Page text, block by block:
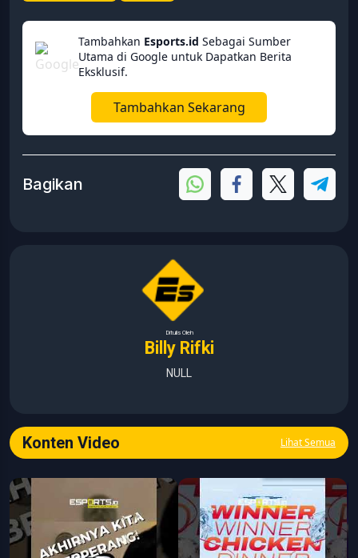
Tambahkan Esports.id Sebagai Sumber
Utama di Google untuk Dapatkan Berita
Eksklusif.
Tambahkan Sekarang
Bagikan
Ditulis Oleh
Billy Rifki
NULL
Konten Video Lihat Semua